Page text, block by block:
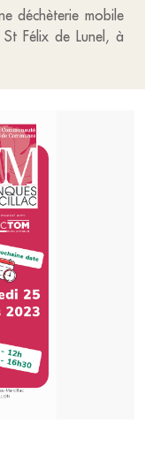
déchèterie mobile
Félix de Lunel, à